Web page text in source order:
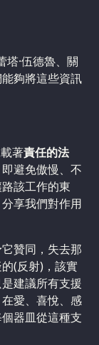
塔·伍德魯、關
夠將這些資訊
著責任的法
避免傲慢、不
該工作的東
享我們對作用
贊同，失去那
(反射)，該實
建議所有支援
愛、喜悅、感
器皿從這種支